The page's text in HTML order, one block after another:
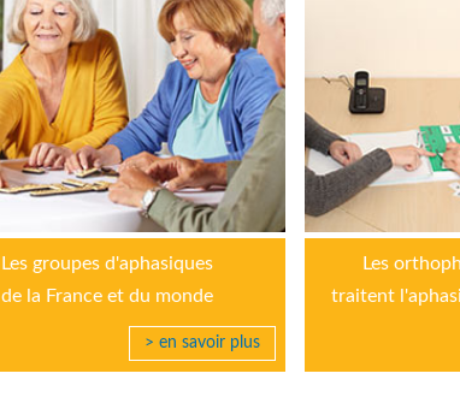
Les groupes d'aphasiques
de la France et du monde
> en savoir plus
Les
traitent